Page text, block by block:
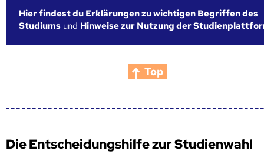
Hier findest du Erklärungen zu wichtigen Begriffen des
Studiums und Hinweise zur Nutzung der
Top
Die Entscheidungshilfe zur Studienwahl